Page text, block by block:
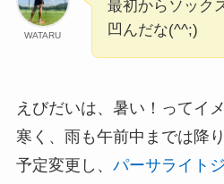
WATARU
最初からソック
凹んだな(^^;)
えびだいは、暑い！ってイ
寒く、雨も午前中までは降り
予定変更し、 パーサライト